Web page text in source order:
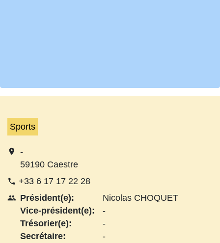
Sports
location_on
-
59190 Caestre
phone +33 6 17 17 22 28
people Président(e):
Vice-président(e):
Trésorier(e):
Secrétaire:
Nicolas CHOQUET
-
-
-